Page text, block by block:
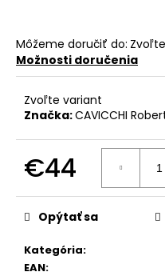
Môžeme doručiť do:
Možnosti doručenia
Zvoľte variant
Značka:CAVICCHI
€44
cena:
Kategória:
EAN:
Opýtať sa
e